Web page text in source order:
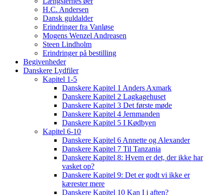
H.C. Andersen
Dansk guldalder
Erindringer fra Vanløse
Mogens Wenzel Andreasen
Steen Lindholm
Erindringer på bestilling
Begivenheder
Danskere Lydfiler
Kapitel 1-5
Danskere Kapitel 1 Anders Axmark
Danskere Kapitel 2 Lagkagehuset
Danskere Kapitel 3 Det første møde
Danskere Kapitel 4 Jernmanden
Danskere Kapitel 5 I Kødbyen
Kapitel 6-10
Danskere Kapitel 6 Annette og Alexander
Danskere Kapitel 7 Til Tanzania
Danskere Kapitel 8: Hvem er det, der ikke har
vasket op?
Danskere Kapitel 9: Det er godt vi ikke er
kærester mere
Danskere Kapitel 10 Kan I i aften?